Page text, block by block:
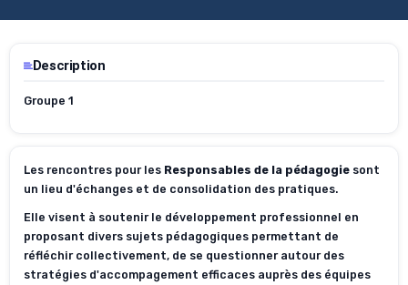
Description
Groupe 1
Les rencontres pour les Responsables de la pédagogie sont
un lieu d'échanges et de consolidation des pratiques.
Elle visent à soutenir le développement professionnel en
proposant divers sujets pédagogiques permettant de
réfléchir collectivement, de se questionner autour des
stratégies d'accompagement efficaces auprès des équipes